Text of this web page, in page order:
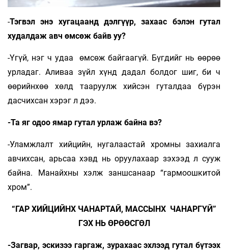
-Тэгвэл энэ хугацаанд дэлгүүр, захаас бэлэн гутал
худалдаж авч өмсөж байв уу?
-Үгүй, нэг ч удаа өмсөж байгаагүй. Бүгдийг нь өөрөө
урладаг. Аливаа зүйл хүнд дадал болдог шиг, би ч
өөрийнхөө хөлд тааруулж хийсэн гуталдаа бүрэн
дасчихсан хэрэг л дээ.
-Та яг одоо ямар гутал урлаж байна вэ?
-Уламжлалт хийцийн, нугалаастай хромны захиалга
авчихсан, арьсаа хэвд нь оруулахаар зэхээд л сууж
байна. Манайхны хэлж заншсанаар “гармоошкитой
хром”.
“ГАР ХИЙЦИЙНХ ЧАНАРТАЙ, МАССЫНХ ЧАНАРГҮЙ”
ГЭХ НЬ ӨРӨӨСГӨЛ
-Загвар, эскизээ гаргаж, зурахаас эхлээд гутал бүтээх